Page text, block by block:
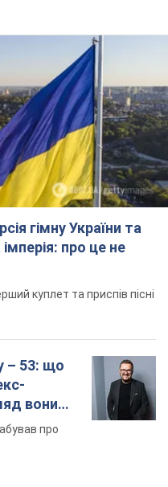
гімну України та
про це не
куплет та приспів пісні
– 53: що
вони
про
дійсні
не